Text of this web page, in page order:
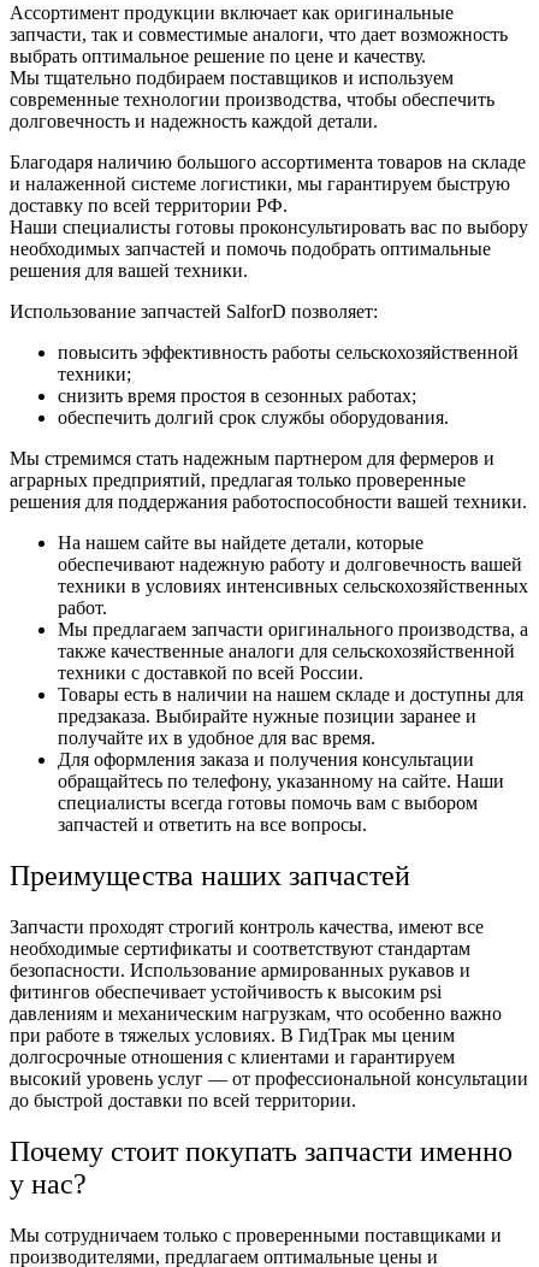
Ассортимент продукции включает как оригинальные
запчасти, так и совместимые аналоги, что дает возможность
выбрать оптимальное решение по цене и качеству.
Мы тщательно подбираем поставщиков и используем
современные технологии производства, чтобы обеспечить
долговечность и надежность каждой детали.
Благодаря наличию большого ассортимента товаров на складе
и налаженной системе логистики, мы гарантируем быструю
доставку по всей территории РФ.
Наши специалисты готовы проконсультировать вас по выбору
необходимых запчастей и помочь подобрать оптимальные
решения для вашей техники.
Использование запчастей SalforD позволяет:
повысить эффективность работы сельскохозяйственной
техники;
снизить время простоя в сезонных работах;
обеспечить долгий срок службы оборудования.
Мы стремимся стать надежным партнером для фермеров и
аграрных предприятий, предлагая только проверенные
решения для поддержания работоспособности вашей техники.
На нашем сайте вы найдете детали, которые
обеспечивают надежную работу и долговечность вашей
техники в условиях интенсивных сельскохозяйственных
работ.
Мы предлагаем запчасти оригинального производства, а
также качественные аналоги для сельскохозяйственной
техники с доставкой по всей России.
Товары есть в наличии на нашем складе и доступны для
предзаказа. Выбирайте нужные позиции заранее и
получайте их в удобное для вас время.
Для оформления заказа и получения консультации
обращайтесь по телефону, указанному на сайте. Наши
специалисты всегда готовы помочь вам с выбором
запчастей и ответить на все вопросы.
Преимущества наших запчастей
Запчасти проходят строгий контроль качества, имеют все
необходимые сертификаты и соответствуют стандартам
безопасности. Использование армированных рукавов и
фитингов обеспечивает устойчивость к высоким psi
давлениям и механическим нагрузкам, что особенно важно
при работе в тяжелых условиях. В ГидТрак мы ценим
долгосрочные отношения с клиентами и гарантируем
высокий уровень услуг — от профессиональной консультации
до быстрой доставки по всей территории.
Почему стоит покупать запчасти именно
у нас?
Мы сотрудничаем только с проверенными поставщиками и
производителями, предлагаем оптимальные цены и